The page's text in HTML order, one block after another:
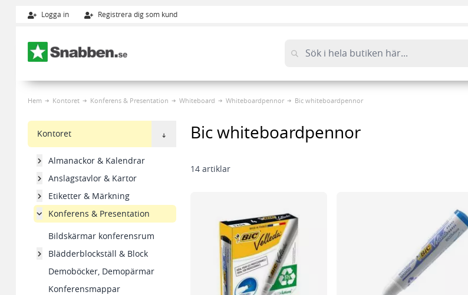
Logga in Registrera dig som kund
Hem Kontoret Konferens & Presentation Whiteboard Whiteboardpennor Bic whiteboardpennor
Kontoret
Almanackor & Kalendrar
Anslagstavlor & Kartor
Etiketter & Märkning
Konferens & Presentation
Bildskärmar konferensrum
Blädderblockställ & Block
Demoböcker, Demopärmar
Konferensmappar
Bic whiteboardpennor
14 artiklar